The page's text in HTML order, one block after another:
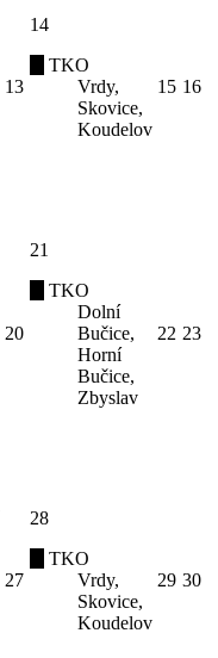
13
14
TKO
Vrdy,
Skovice,
Koudelov
15 16
20
21
TKO
Dolní
Bučice,
Horní
Bučice,
Zbyslav
22 23
27
28
TKO
Vrdy,
Skovice,
Koudelov
29 30